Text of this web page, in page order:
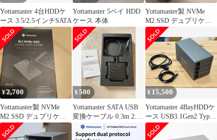
Yottamaster 4台HDDケ
ース 3.5/2.5インチSATA
Yottamaster 5ベイ HDD
ケース 本体
Yottamaster製 NVMe
M2.SSD デュプリケー
ター HC1-C3
¥2,700
Yottamaster製 NVMe
M2.SSD デュプリケー
ター HC1-C3
¥500
Yottamaster SATA USB
変換ケーブル 0.3m 2.5
インチ
¥ 15,500
Yottamaster 4BayHDDケ
ース USB3.1Gen2 Type-
C